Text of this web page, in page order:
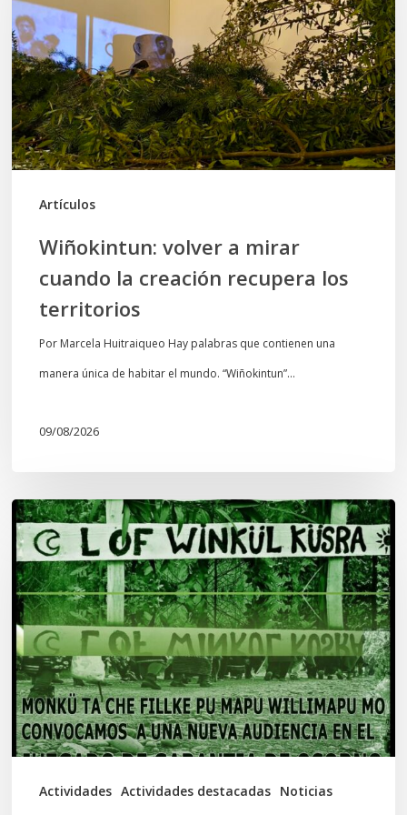
Artículos
mirar
cuando
la
creación
recupera
los
territorios
Wiñokintun: volver a mirar
cuando la creación recupera los
territorios
Por Marcela Huitraiqueo Hay palabras que contienen una
manera única de habitar el mundo. “Wiñokintun”…
09/08/2026
Actividades Actividades destacadas Noticias
Lof
Winkül
Küsra
convoca
a
apoyar
audiencia
en
Juzgado